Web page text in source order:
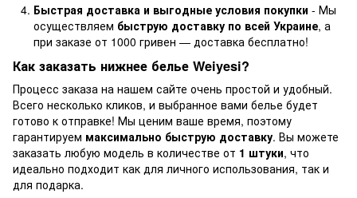
Быстрая доставка и выгодные условия покупки - Мы
осуществляем быструю доставку по всей Украине, а
при заказе от 1000 гривен — доставка бесплатно!
Как заказать нижнее белье Weiyesi?
Процесс заказа на нашем сайте очень простой и удобный.
Всего несколько кликов, и выбранное вами белье будет
готово к отправке! Мы ценим ваше время, поэтому
гарантируем максимально быструю доставку. Вы можете
заказать любую модель в количестве от 1 штуки, что
идеально подходит как для личного использования, так и
для подарка.